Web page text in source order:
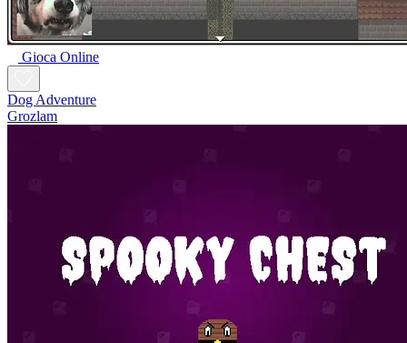
Gioca Online
Dog Adventure
Grozlam